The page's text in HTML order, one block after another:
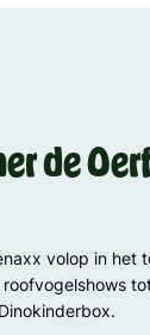
de
volop in het